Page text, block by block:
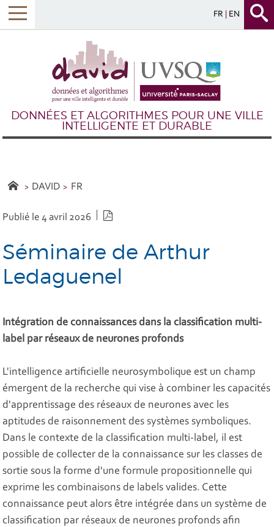
FR EN
DONNÉES ET ALGORITHMES POUR UNE VILLE
INTELLIGENTE ET DURABLE
DAVID FR
Publié le 4 avril 2026
Séminaire de Arthur
Ledaguenel
Intégration de connaissances dans la classification multi-
label par réseaux de neurones profonds
L'intelligence artificielle neurosymbolique est un champ
émergent de la recherche qui vise à combiner les capacités
d'apprentissage des réseaux de neurones avec les
aptitudes de raisonnement des systèmes symboliques.
Dans le contexte de la classification multi-label, il est
possible de collecter de la connaissance sur les classes de
sortie sous la forme d'une formule propositionnelle qui
exprime les combinaisons de labels valides. Cette
connaissance peut alors être intégrée dans un système de
classification par réseaux de neurones profonds afin